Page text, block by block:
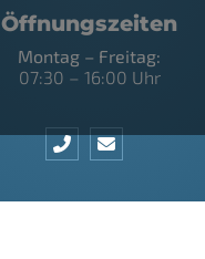
Öffnungszeiten
Montag – Freitag:
07:30 – 16:00 Uhr